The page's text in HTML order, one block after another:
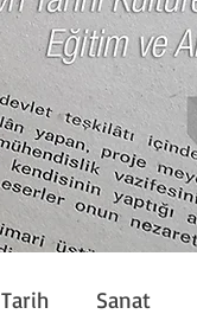
Tarih Sanat